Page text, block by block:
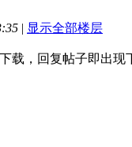
| 显示全部楼层
载，回复帖子即出现